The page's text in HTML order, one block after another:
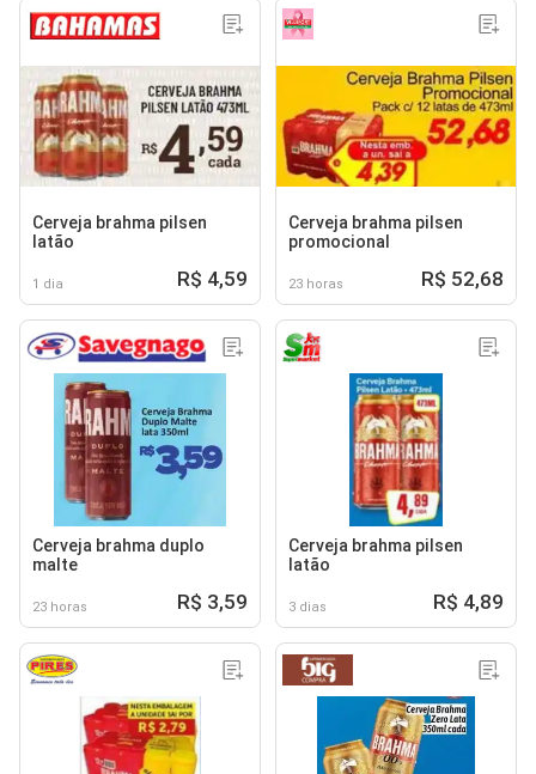
Cerveja brahma pilsen
latão
1 dia R$ 4,59
Cerveja brahma pilsen
promocional
23 horas R$ 52,68
Cerveja brahma duplo
malte
23 horas R$ 3,59
Cerveja brahma pilsen
latão
3 dias R$ 4,89